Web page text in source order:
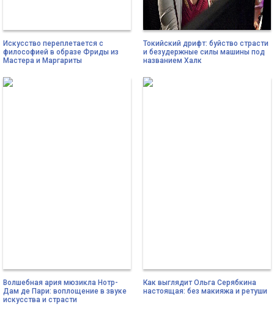
Искусство переплетается с
философией в образе Фриды из
Мастера и Маргариты
Токийский дрифт: буйство страсти
и безудержные силы машины под
названием Халк
Волшебная ария мюзикла Нотр-
Дам де Пари: воплощение в звуке
искусства и страсти
Как выглядит Ольга Серябкина
настоящая: без макияжа и ретуши